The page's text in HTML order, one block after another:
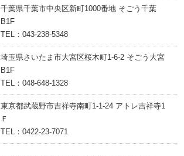
千葉県千葉市中央区新町1000番地 そごう千葉
B1F
TEL：043-238-5348
埼玉県さいたま市大宮区桜木町1-6-2 そごう大宮
B1F
TEL：048-648-1328
東京都武蔵野市吉祥寺南町1-1-24 アトレ吉祥寺1
Ｆ
TEL：0422-23-7071